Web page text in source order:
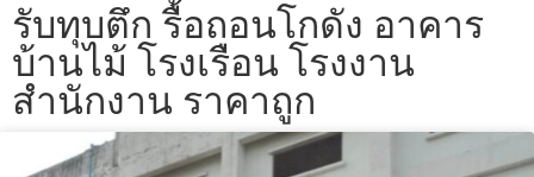
รับทุบตึก รื้อถอนโกดัง อาคาร
บ้านไม้ โรงเรือน โรงงาน
สำนักงาน ราคาถูก